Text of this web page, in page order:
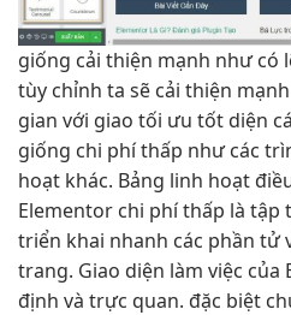
giống cải thiện mạnh như có
tùy chỉnh ta sẽ cải thiện mạnh
gian với giao tối ưu tốt diện
giống chi phí thấp như các
hoạt khác. Bảng linh hoạt
Elementor chi phí thấp là tập
triển khai nhanh các phần tử
trang. Giao diện làm việc
định và trực quan. đặc biệt